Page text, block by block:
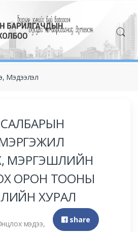
Мэдээлэл
МЭРГЭШЛИЙН
ОРОН ТООНЫ
ХУРАЛ
share
мэдээ,